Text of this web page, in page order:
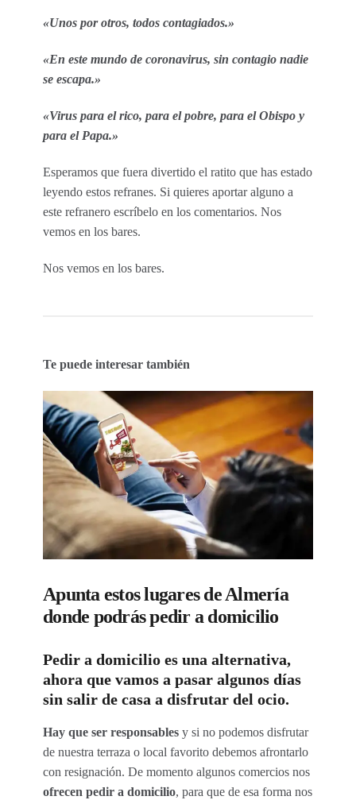
«Unos por otros, todos contagiados.»
«En este mundo de coronavirus, sin contagio nadie
se escapa.»
«Virus para el rico, para el pobre, para el Obispo y
para el Papa.»
Esperamos que fuera divertido el ratito que has estado
leyendo estos refranes. Si quieres aportar alguno a
este refranero escríbelo en los comentarios. Nos
vemos en los bares.
Nos vemos en los bares.
Te puede interesar también
Apunta estos lugares de Almería
donde podrás pedir a domicilio
Pedir a domicilio es una alternativa,
ahora que vamos a pasar algunos días
sin salir de casa a disfrutar del ocio.
Hay que ser responsables y si no podemos disfrutar
de nuestra terraza o local favorito debemos afrontarlo
con resignación. De momento algunos comercios nos
ofrecen pedir a domicilio, para que de esa forma nos